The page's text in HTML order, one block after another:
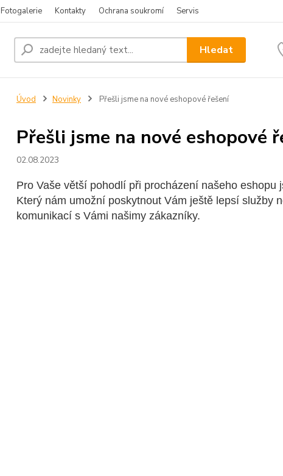
Fotogalerie Kontakty Ochrana soukromí Servis
Hledat
Úvod Novinky Přešli jsme na nové eshopové řešení
Přešli jsme na nové eshopové
02.08.2023
Pro Vaše větší pohodlí při procházení našeho eshopu
Který nám umožní poskytnout Vám ještě lepsí služby
komunikací s Vámi našimy zákazníky.